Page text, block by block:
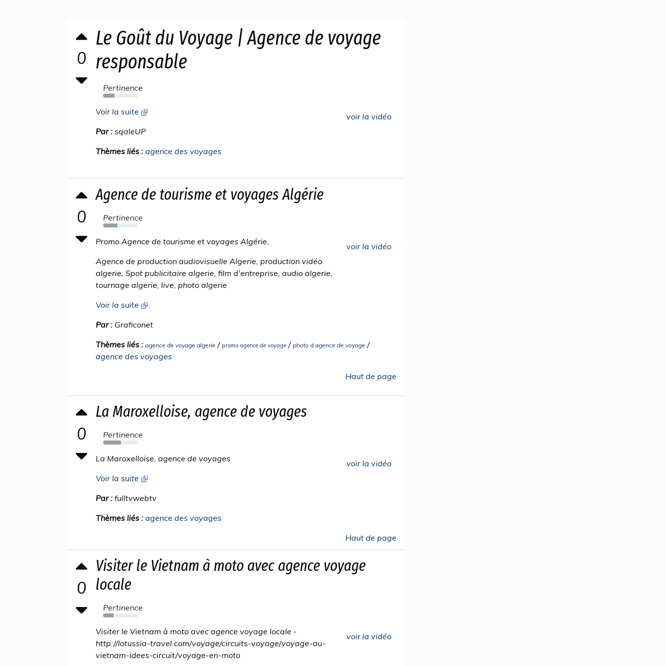
0
Le Goût du Voyage | Agence de voyage
responsable
Pertinence
33%
voir la vidéo
Voir la suite
Par : sqaleUP
Thèmes liés : agence des voyages
0
Agence de tourisme et voyages Algérie
Pertinence
42%
voir la vidéo
Promo Agence de tourisme et voyages Algérie,
Agence de production audiovisuelle Algerie, production vidéo
algerie, Spot publicitaire algerie, film d'entreprise, audio algerie,
tournage algerie, live, photo algerie
Voir la suite
Par : Graficonet
Thèmes liés : agence de voyage algerie / promo agence de voyage / photo d agence de voyage /
agence des voyages
Haut de page
0
La Maroxelloise, agence de voyages
Pertinence
52%
voir la vidéo
La Maroxelloise, agence de voyages
Voir la suite
Par : fulltvwebtv
Thèmes liés : agence des voyages
Haut de page
0
Visiter le Vietnam à moto avec agence voyage
locale
Pertinence
30%
voir la vidéo
Visiter le Vietnam à moto avec agence voyage locale -
http://lotussia-travel.com/voyage/circuits-voyage/voyage-au-
vietnam-idees-circuit/voyage-en-moto